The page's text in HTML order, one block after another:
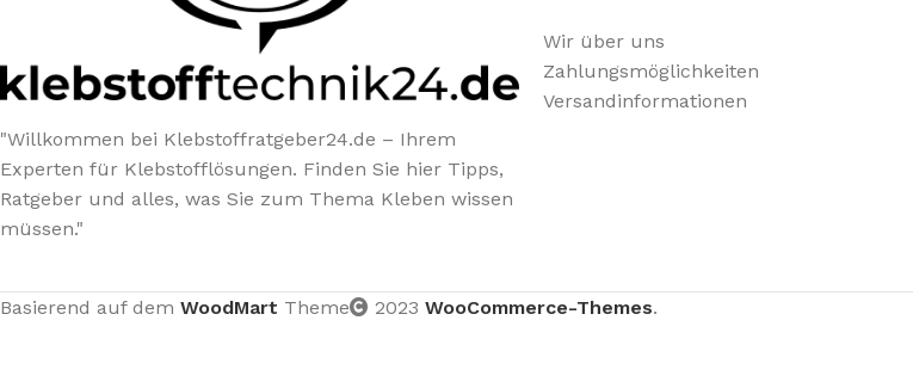
"Willkommen bei Klebstoffratgeber24.de – Ihrem
Experten für Klebstofflösungen. Finden Sie hier Tipps,
Ratgeber und alles, was Sie zum Thema Kleben wissen
müssen."
Wir über uns
Zahlungsmöglichkeiten
Versandinformationen
Basierend auf dem WoodMart Theme 2023 WooCommerce-Themes.